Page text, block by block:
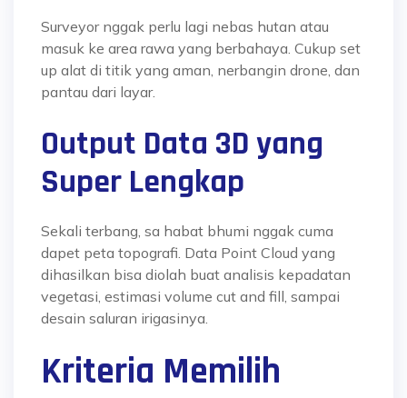
Surveyor nggak perlu lagi nebas hutan atau
masuk ke area rawa yang berbahaya. Cukup set
up alat di titik yang aman, nerbangin drone, dan
pantau dari layar.
Output Data 3D yang
Super Lengkap
Sekali terbang, sa habat bhumi nggak cuma
dapet peta topografi. Data Point Cloud yang
dihasilkan bisa diolah buat analisis kepadatan
vegetasi, estimasi volume cut and fill, sampai
desain saluran irigasinya.
Kriteria Memilih